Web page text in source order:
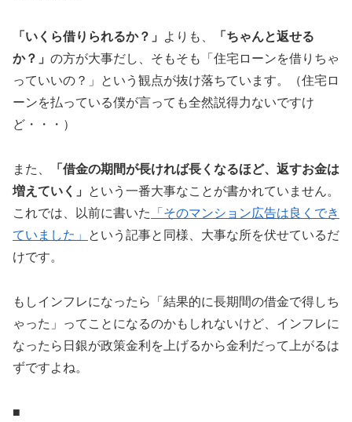
「いくら借りられるか？」 よりも、
「ちゃんと返せる
か？」 の方が大事だし、そもそも「住宅ローンを借りちゃ
っていいの？」という観点が抜け落ちています。（住宅ロ
ーンを払っている僕が言っても全然説得力ないですけ
ど・・・）
また、
「借金の期間が長ければ長くなるほど、返すお金は
増えていく」
という一番大事なことが書かれていません。
これでは、以前に書いた
「そのマンション広告は良くでき
ていました」
という記事と同様、大事な所を伏せているだ
けです。
もしインフレになったら「結果的に長期間の借金で得しち
ゃった」ってことになるのかもしれないけど、インフレに
なったら日銀が政策金利を上げるから金利だって上がるは
ずですよね。
■